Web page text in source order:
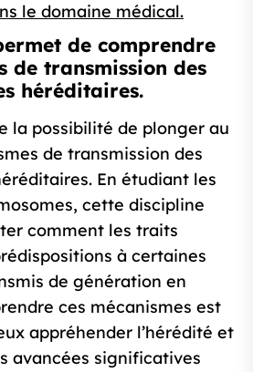
le domaine médical.
de comprendre
de transmission des
héréditaires.
la possibilité de plonger au
de transmission des
En étudiant les
cette discipline
comment les traits
à certaines
de génération en
ces mécanismes est
appréhender l’hérédité et
avancées significatives